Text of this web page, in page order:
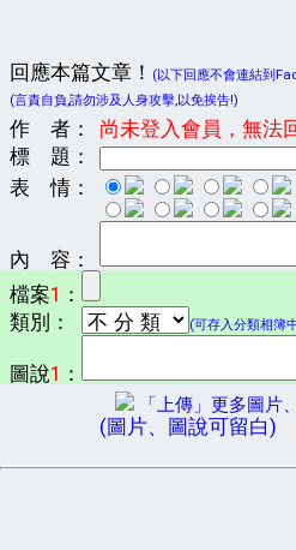
回應本篇文章！
(以下回應不會連結到
(言責自負,請勿涉及人身攻擊,以免挨告!)
作 者：
尚未登入會員，無法
標 題：
表 情：
內 容：
檔案1 ：
類別：
(可存入分類相簿
圖說1 ：
「上傳」更多圖片
(圖片、圖說可留白)